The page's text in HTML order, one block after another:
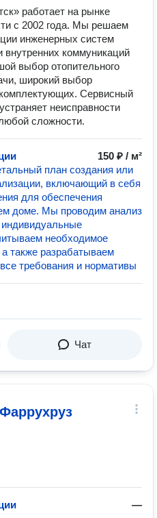
работает на рынке
с 2002 года. Мы решаем
инженерных систем
внутренних коммуникаций
выбор отопительного
широкий выбор
Сервисный
неисправности
сложности.
150 ₽ / м²
план создания или
включающий в себя
для обеспечения
доме. Мы проводим анализ
необходимое
также разрабатываем
требования и нормативы
Чат
—